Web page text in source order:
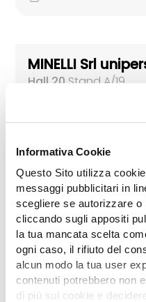
Informativa Cookie
Questo Sito utilizza
messaggi pubblicitari in
scegliere se autorizzare o
cliccando sugli appositi
la tua mancata scelta
ogni caso, il rifiuto del
alcun modo la tua user
contenuti potrebbero non
di più sui cookie e
MINELLI Srl
Hall 20 Stand A/19
PELLENC ITALIA Srl
Hall 20 Stand A/14
RIPARTRAK DI